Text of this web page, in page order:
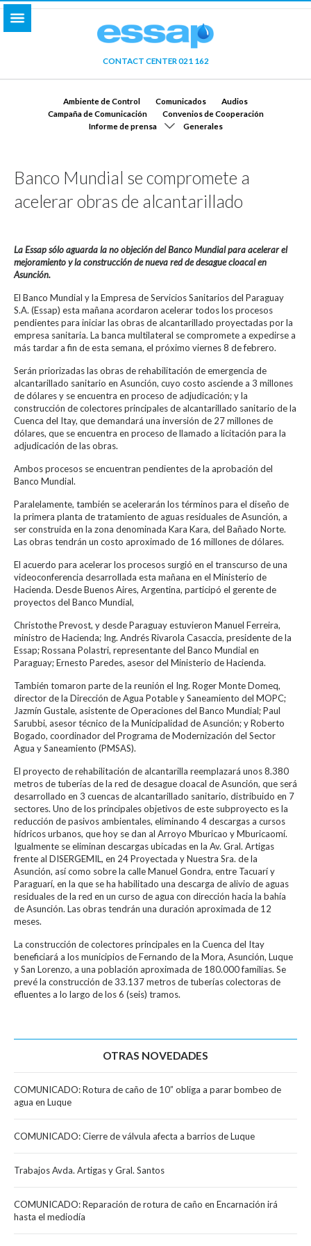
CONTACT CENTER 021 162
Ambiente de Control Comunicados
Audios
Campaña de Comunicación
Convenios de Cooperación
Informe de prensa
Generales
Banco Mundial se compromete a
acelerar obras de alcantarillado
La Essap sólo aguarda la no objeción del Banco Mundial para acelerar el
mejoramiento y la construcción de nueva red de desague cloacal en
Asunción.
El Banco Mundial y la Empresa de Servicios Sanitarios del Paraguay
S.A. (Essap) esta mañana acordaron acelerar todos los procesos
pendientes para iniciar las obras de alcantarillado proyectadas por la
empresa sanitaria. La banca multilateral se compromete a expedirse a
más tardar a fin de esta semana, el próximo viernes 8 de febrero.
Serán priorizadas las obras de rehabilitación de emergencia de
alcantarillado sanitario en Asunción, cuyo costo asciende a 3 millones
de dólares y se encuentra en proceso de adjudicación; y la
construcción de colectores principales de alcantarillado sanitario de la
Cuenca del Itay, que demandará una inversión de 27 millones de
dólares, que se encuentra en proceso de llamado a licitación para la
adjudicación de las obras.
Ambos procesos se encuentran pendientes de la aprobación del
Banco Mundial.
Paralelamente, también se acelerarán los términos para el diseño de
la primera planta de tratamiento de aguas residuales de Asunción, a
ser construida en la zona denominada Kara Kara, del Bañado Norte.
Las obras tendrán un costo aproximado de 16 millones de dólares.
El acuerdo para acelerar los procesos surgió en el transcurso de una
videoconferencia desarrollada esta mañana en el Ministerio de
Hacienda. Desde Buenos Aires, Argentina, participó el gerente de
proyectos del Banco Mundial,
Christothe Prevost, y desde Paraguay estuvieron Manuel Ferreira,
ministro de Hacienda; Ing. Andrés Rivarola Casaccia, presidente de la
Essap; Rossana Polastri, representante del Banco Mundial en
Paraguay; Ernesto Paredes, asesor del Ministerio de Hacienda.
También tomaron parte de la reunión el Ing. Roger Monte Domeq,
director de la Dirección de Agua Potable y Saneamiento del MOPC;
Jazmín Gustale, asistente de Operaciones del Banco Mundial; Paul
Sarubbi, asesor técnico de la Municipalidad de Asunción; y Roberto
Bogado, coordinador del Programa de Modernización del Sector
Agua y Saneamiento (PMSAS).
El proyecto de rehabilitación de alcantarilla reemplazará unos 8.380
metros de tuberías de la red de desague cloacal de Asunción, que será
desarrollado en 3 cuencas de alcantarillado sanitario, distribuido en 7
sectores. Uno de los principales objetivos de este subproyecto es la
reducción de pasivos ambientales, eliminando 4 descargas a cursos
hídricos urbanos, que hoy se dan al Arroyo Mburicao y Mburicaomí.
Igualmente se eliminan descargas ubicadas en la Av. Gral. Artigas
frente al DISERGEMIL, en 24 Proyectada y Nuestra Sra. de la
Asunción, así como sobre la calle Manuel Gondra, entre Tacuarí y
Paraguarí, en la que se ha habilitado una descarga de alivio de aguas
residuales de la red en un curso de agua con dirección hacia la bahía
de Asunción. Las obras tendrán una duración aproximada de 12
meses.
La construcción de colectores principales en la Cuenca del Itay
beneficiará a los municipios de Fernando de la Mora, Asunción, Luque
y San Lorenzo, a una población aproximada de 180.000 familias. Se
prevé la construcción de 33.137 metros de tuberías colectoras de
efluentes a lo largo de los 6 (seis) tramos.
OTRAS NOVEDADES
COMUNICADO: Rotura de caño de 10” obliga a parar bombeo de
agua en Luque
COMUNICADO: Cierre de válvula afecta a barrios de Luque
Trabajos Avda. Artigas y Gral. Santos
COMUNICADO: Reparación de rotura de caño en Encarnación irá
hasta el mediodía